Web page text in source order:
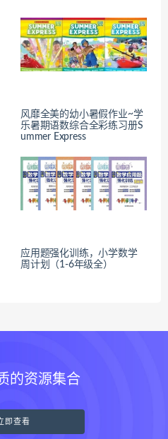
风靡全美的幼小暑假作业~学
乐暑期语数综合全彩练习册S
ummer Express
应用题强化训练，小学数学
周计划（1-6年级全）
的资源集合
即查看